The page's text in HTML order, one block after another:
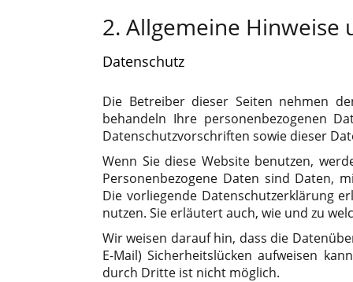
2. Allgemeine
Datenschutz
Die Betreiber dieser Seiten nehmen
behandeln Ihre personenbezogenen
Datenschutzvorschriften sowie dieser
Wenn Sie diese Website benutzen,
Personenbezogene Daten sind Daten,
Die vorliegende Datenschutzerklärung
nutzen. Sie erläutert auch, wie und zu
Wir weisen darauf hin, dass die
E-Mail) Sicherheitslücken aufweisen
durch Dritte ist nicht möglich.